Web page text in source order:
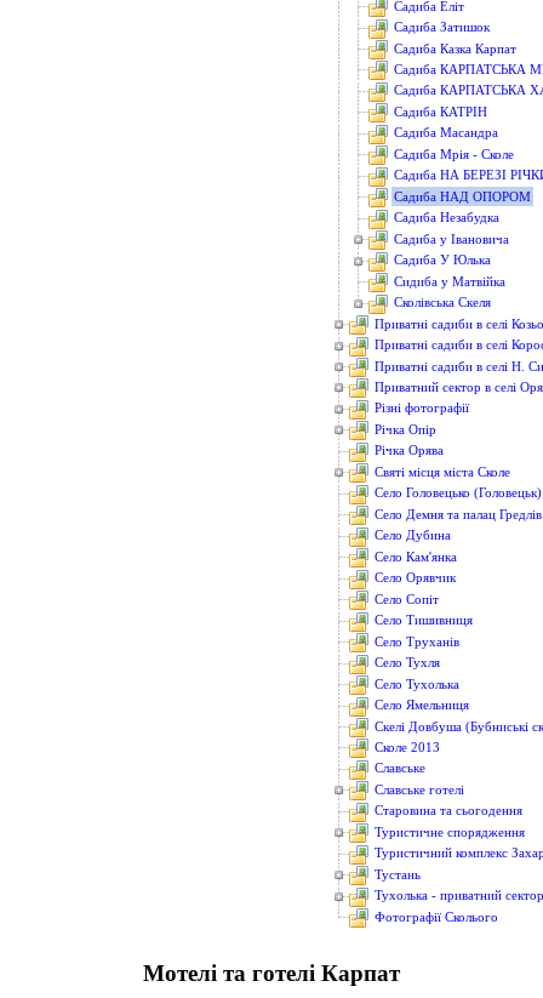
Садиба Еліт
Садиба Затишок
Садиба Казка Карпат
Садиба КАРПАТСЬКА
Садиба КАРПАТСЬКА
Садиба КАТРІН
Садиба Масандра
Садиба Мрія - Сколе
Садиба НА БЕРЕЗІ
Садиба НАД ОПОРОМ
Садиба Незабудка
Садиба у Івановича
Садиба У Юлька
Сидиба у Матвійка
Сколівська Скеля
Приватні садиби в селі
Приватні садиби в селі
Приватні садиби в селі Н.
Приватний сектор в селі
Різні фотографії
Річка Опір
Річка Орява
Святі місця міста Сколе
Село Головецько (Головецьк)
Село Демня та палац Гредлів
Село Дубина
Село Кам'янка
Село Орявчик
Село Сопіт
Село Тишивниця
Село Труханів
Село Тухля
Село Тухолька
Село Ямельниця
Скелі Довбуша (Бубниські
Сколе 2013
Славське
Славське готелі
Старовина та сьогодення
Туристичне спорядження
Туристичний комплекс
Тустань
Тухолька - приватний сектор
Фотографії Сколього
Мотелі та готелі Карпат